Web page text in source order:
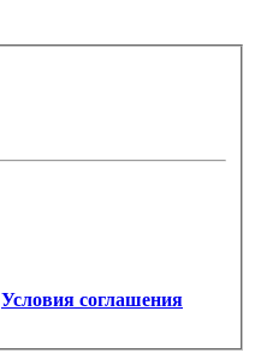
Условия соглашения